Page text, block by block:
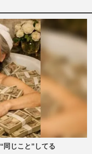
同じこと”してる